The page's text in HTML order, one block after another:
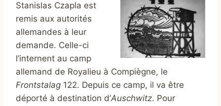
Stanislas Czapla est
remis aux autorités
allemandes à leur
demande. Celle-ci
l’internent au camp
allemand de Royalieu à Compiègne, le
Frontstalag 122. Depuis ce camp, il va être
déporté à destination d’Auschwitz. Pour